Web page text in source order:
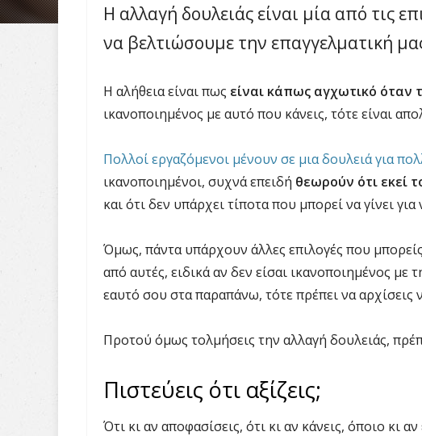
Η αλλαγή δουλειάς είναι μία από τις
να βελτιώσουμε την επαγγελματική
Η αλήθεια είναι πως είναι κάπως αγχωτικό όταν
ικανοποιημένος με αυτό που κάνεις, τότε είναι
Πολλοί εργαζόμενοι μένουν σε μια δουλειά για
ικανοποιημένοι, συχνά επειδή θεωρούν ότι εκεί
και ότι δεν υπάρχει τίποτα που μπορεί να γίνει για
Όμως, πάντα υπάρχουν άλλες επιλογές που μπορείς
από αυτές, ειδικά αν δεν είσαι ικανοποιημένος με
εαυτό σου στα παραπάνω, τότε πρέπει να αρχίσεις
Προτού όμως τολμήσεις την αλλαγή δουλειάς,
Πιστεύεις ότι αξίζεις;
Ότι κι αν αποφασίσεις, ότι κι αν κάνεις, όποιο κι